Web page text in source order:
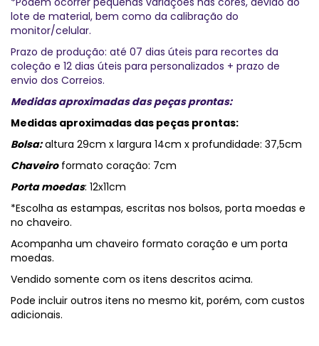
lote de material, bem como da calibração do
monitor/celular.
Prazo de produção: até 07 dias úteis para recortes da
coleção e 12 dias úteis para personalizados + prazo de
envio dos Correios.
Medidas aproximadas das peças prontas:
Medidas aproximadas das peças prontas:
Bolsa:altura 29cm x largura 14cm x profundidade: 37,5cm
Chaveiroformato coração: 7cm
Porta moedas: 12x11cm
*Escolha as estampas, escritas nos bolsos, porta moedas e
no chaveiro.
Acompanha um chaveiro formato coração e um porta
moedas.
Vendido somente com os itens descritos acima.
Pode incluir outros itens no mesmo kit, porém, com custos
adicionais.